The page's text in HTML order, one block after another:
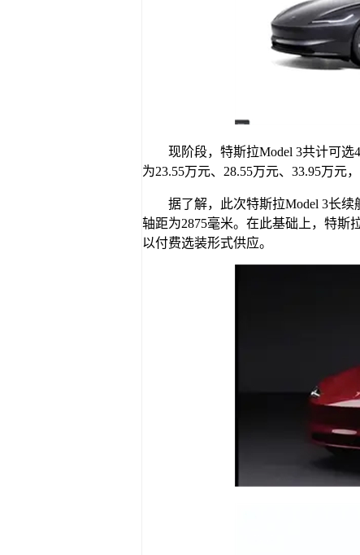
现阶段，特斯拉Model 3共计可
为23.55万元、28.55万元、33.95万元
据了解，此次特斯拉Model 3长续
轴距为2875毫米。在此基础上，特斯
以付费选装形式供应。